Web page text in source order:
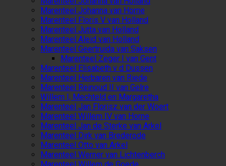
Marenteel Johanna van Horne
Marenteel Floris V van Holland
Marenteel Jutta van Holland
Marenteel Aleid van Holland
Marenteel Geertruida van Saksen
Marenteel Zeger I van Gent
Marenteel Elisabeth v d Dussen
Marenteel Herbaren van Riede
Marenteel Reinoud II van Gelre
Willem I, Mechteld en Margaretha
Marenteel Jan Florisz van der Woert
Marenteel Willem IV van Horne
Marenteel Jan de Sterke van Arkel
Marenteel Dirk van Brederode
Marenteel Otto van Arkel
Marenteel Werner van Lichtenberch